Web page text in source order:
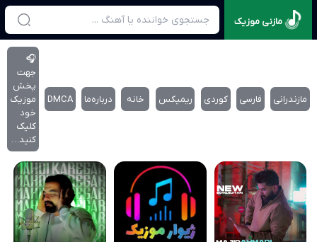
مازنی موزیک
مازندرانی فارسی کوردی ریمیکس خانه درباره‌‌ما DMCA
🎧
جهت
پخش
موزیک
خود
کلیک
کنید…